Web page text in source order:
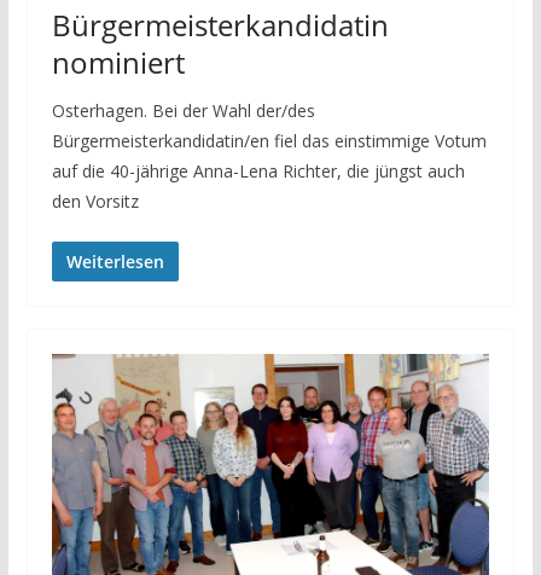
Bürgermeisterkandidatin
nominiert
Osterhagen. Bei der Wahl der/des
Bürgermeisterkandidatin/en fiel das einstimmige Votum
auf die 40-jährige Anna-Lena Richter, die jüngst auch
den Vorsitz
Weiterlesen